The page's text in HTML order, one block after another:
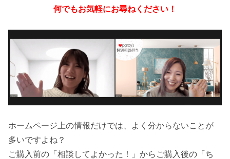
何でもお気軽にお尋ねください！
ホームページ上の情報だけでは、よく分からないことが
多いですよね？
ご購入前の 「相談してよかった！」からご購入後の 「ち